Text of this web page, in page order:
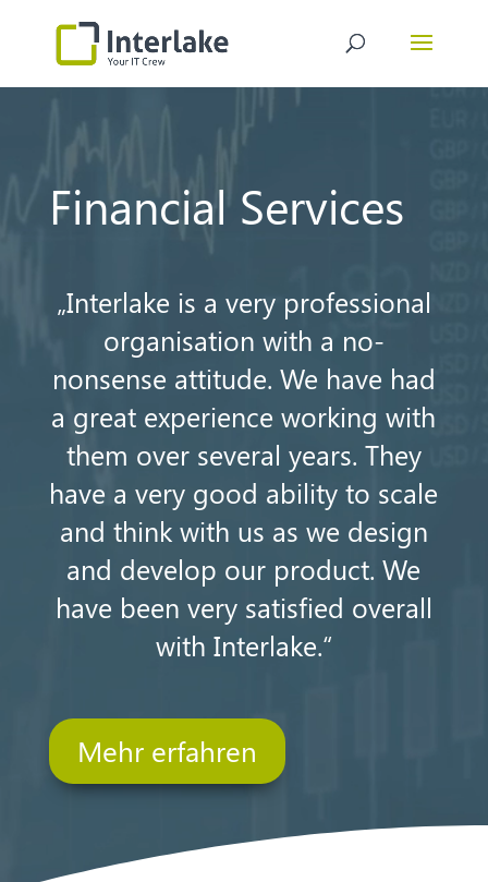
Financial Services
„Interlake is a very professional
organisation with a no-
nonsense attitude. We have had
a great experience working with
them over several years. They
have a very good ability to scale
and think with us as we design
and develop our product. We
have been very satisfied overall
with Interlake.“
Mehr erfahren